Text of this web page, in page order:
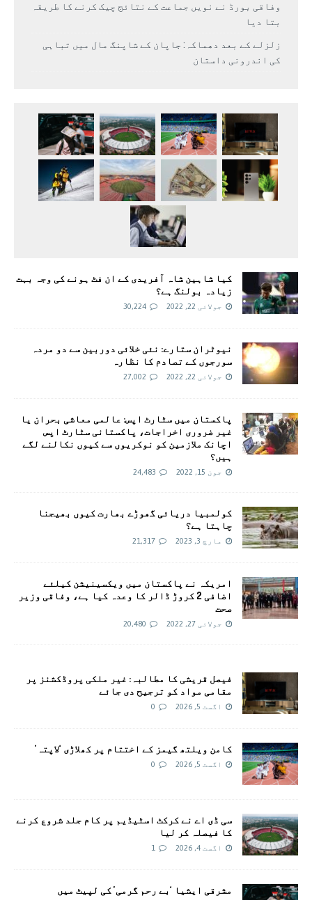
وفاقی بورڈ نے نویں جماعت کے نتائج چیک کرنے کا طریقہ
بتا دیا
زلزلے کے بعد دھماکہ: جاپان کے شاپنگ مال میں تباہی
کی اندرونی داستان
کیا شاہین شاہ آفریدی کے ان فٹ ہونے کی وجہ بہت
زیادہ بولنگ ہے؟
جولائی 22, 2022 30,224
نیوٹران ستارے: نئی خلائی دوربین سے دو مردہ
سورجوں کے تصادم کا نظارہ
جولائی 22, 2022 27,002
پاکستان میں سٹارٹ اپس: عالمی معاشی بحران یا
غیر ضروری اخراجات، پاکستانی سٹارٹ اپس
اچانک ملازمین کو نوکریوں سے کیوں نکالنے لگے
ہیں؟
جون 15, 2022 24,483
کولمبیا دریائی گھوڑے بھارت کیوں بھیجنا
چاہتا ہے؟
مارچ 3, 2023 21,317
امريکہ نے پاکستان میں ویکسینیشن کیلئے
اضافی 2 کروڑ ڈالر کا وعدہ کیا ہے، وفاقی وزیر
صحت
جولائی 27, 2022 20,480
فیصل قریشی کا مطالبہ: غیر ملکی پروڈکشنز پر
مقامی مواد کو ترجیح دی جائے
اگست 5, 2026 0
کامن ویلتھ گیمز کے اختتام پر کھلاڑی ‘لاپتہ’
اگست 5, 2026 0
سی ڈی اے نے کرکٹ اسٹیڈیم پر کام جلد شروع کرنے
کا فیصلہ کر لیا
اگست 4, 2026 1
مشرقی ایشیا ‘بے رحم گرمی’ کی لپیٹ میں